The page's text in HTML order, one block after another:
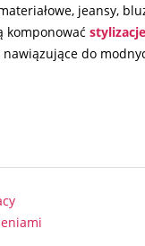
jeansy,
komponować stylizacje
do